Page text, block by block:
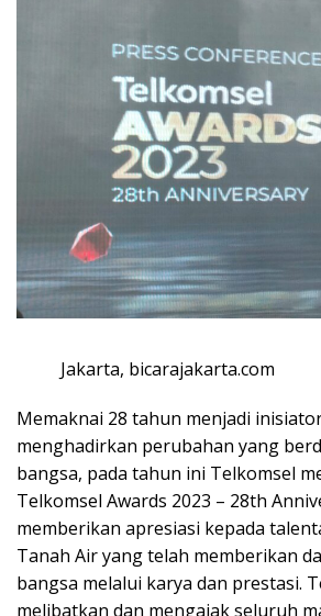
Jakarta, bicarajakarta.com
Memaknai 28 tahun menjadi
menghadirkan perubahan yang
bangsa, pada tahun ini Telkomsel
Telkomsel Awards 2023 – 28th
memberikan apresiasi kepada
Tanah Air yang telah memberikan
bangsa melalui karya dan prestasi.
melibatkan dan mengajak seluruh